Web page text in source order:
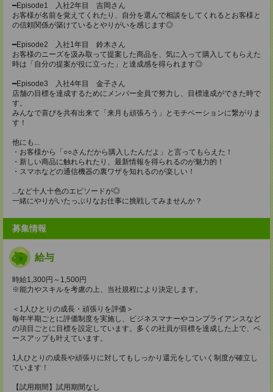
━Episode1 入社2年目 吉岡さん
お客様が名前を覚えてくれたり、自分を選んで相談をしてくれるとお客様と
の信頼関係が築けているとやりがいを感じます◎
━Episode2 入社1年目 鈴木さん
お客様のニーズを汲み取って提案した商品を、気に入って購入してもらえた
時は「自分の提案が役に立った」と達成感を得られます◎
━Episode3 入社4年目 金子さん
店舗の目標を達成するためにメンバー全員で努力し、目標達成ができた時で
す。
みんなで喜びを共有出来て「来月も頑張ろう」とモチベーションに繋がりま
す！
他にも...
・お客様から「○○さんだから購入したんだよ」と言ってもらえた！
・新しい商品に触れられたり、最新情報を得られるのが魅力的！
・スマホなどの通信機器の裏ワザを知れるのが楽しい！
...など十人十色のエピソードが◎
一緒にやりがいたっぷりなお仕事に挑戦してみませんか？
募集情報
給与
時給1,300円～1,500円
※能力やスキルを考慮の上、当社規程により決定します。
＜1人ひとりの成長・頑張りを評価＞
毎年半期ごとに評価制度を実施し、ビジネスマナーやコンプライアンスなど
の項目ごとに目標を設定しています。多くの社員が目標を達成した上で、ベ
ースアップも叶えています。
1人ひとりの成長や頑張りに対してもしっかり還元をしていく制度が確立し
ています！
【試用期間】試用期間なし